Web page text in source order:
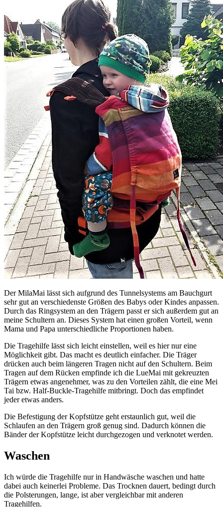
Der MilaMai lässt sich aufgrund des Tunnelsystems am Bauchgurt
sehr gut an verschiedenste Größen des Babys oder Kindes anpassen.
Durch das Ringsystem an den Trägern passt er sich außerdem gut an
meine Schultern an. Dieses System hat einen großen Vorteil, wenn
Mama und Papa unterschiedliche Proportionen haben.
Die Tragehilfe lässt sich leicht einstellen, weil es hier nur eine
Möglichkeit gibt. Das macht es deutlich einfacher. Die Träger
drücken auch beim längeren Tragen nicht auf den Schultern. Beim
Tragen auf dem Rücken empfinde ich die LueMai mit gekreuzten
Trägern etwas angenehmer, was zu den Vorteilen zählt, die eine Mei
Tai bzw. Half-Buckle-Tragehilfe mitbringt. Doch das empfindet
jeder etwas anders.
Die Befestigung der Kopfstütze geht erstaunlich gut, weil die
Schlaufen an den Trägern groß genug sind. Dadurch können die
Bänder der Kopfstütze leicht durchgezogen und verknotet werden.
Waschen
Ich würde die Tragehilfe nur in Handwäsche waschen und hatte
dabei auch keinerlei Probleme. Das Trocknen dauert, bedingt durch
die Polsterungen, lange, ist aber vergleichbar mit anderen
Tragehilfen.